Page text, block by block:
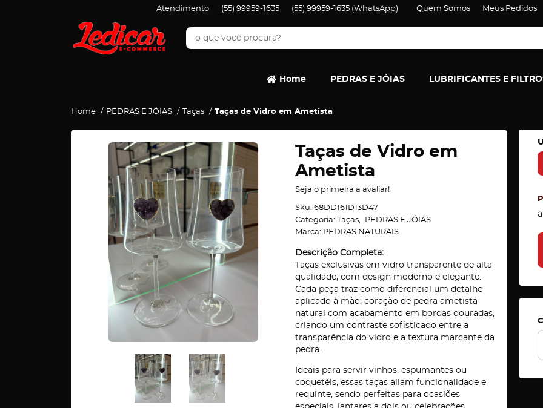
Quem Somos Meus Pedidos
Atendimento (55) 99959-1635 (55) 99959-1635 (WhatsApp)
Home PEDRAS E JÓIAS LUBRIFICANTES E
Home PEDRAS E JÓIAS Taças Taças de Vidro em Ametista
Taças de Vidro em
Ametista
Seja o primeira a avaliar!
Sku: 68DD161D13D47
Categoria: Taças
PEDRAS E JÓIAS
Marca: PEDRAS NATURAIS
Descrição Completa:
Taças exclusivas em vidro transparente de alta
qualidade, com design moderno e elegante.
Cada peça traz como diferencial um detalhe
aplicado à mão: coração de pedra ametista
natural com acabamento em bordas douradas,
criando um contraste sofisticado entre a
transparência do vidro e a textura marcante da
pedra.
Ideais para servir vinhos, espumantes ou
coquetéis, essas taças aliam funcionalidade e
requinte, sendo perfeitas para ocasiões